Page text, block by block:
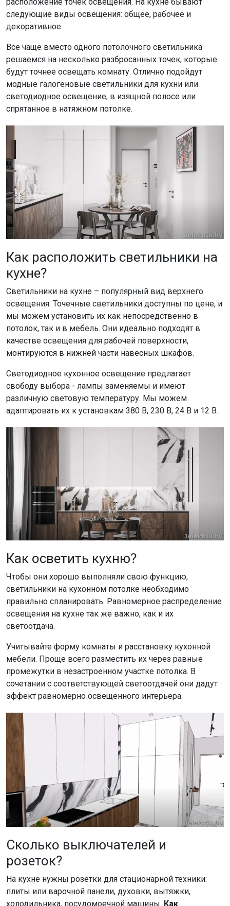
следующие виды освещения: общее, рабочее и
декоративное.
Все чаще вместо одного потолочного светильника
решаемся на несколько разбросанных точек, которые
будут точнее освещать комнату. Отлично подойдут
модные галогеновые светильники для кухни или
светодиодное освещение, в изящной полосе или
спрятанное в натяжном потолке.
Как расположить светильники на
кухне?
Светильники на кухне – популярный вид верхнего
освещения. Точечные светильники доступны по цене, и
мы можем установить их как непосредственно в
потолок, так и в мебель. Они идеально подходят в
качестве освещения для рабочей поверхности,
монтируются в нижней части навесных шкафов.
Светодиодное кухонное освещение предлагает
свободу выбора - лампы заменяемы и имеют
различную световую температуру. Мы можем
адаптировать их к установкам 380 В, 230 В, 24 В и 12 В.
Как осветить кухню?
Чтобы они хорошо выполняли свою функцию,
светильники на кухонном потолке необходимо
правильно спланировать. Равномерное распределение
освещения на кухне так же важно, как и их
светоотдача.
Учитывайте форму комнаты и расстановку кухонной
мебели. Проще всего разместить их через равные
промежутки в незастроенном участке потолка. В
сочетании с соответствующей светоотдачей они дадут
эффект равномерно освещенного интерьера.
Сколько выключателей и
розеток?
На кухне нужны розетки для стационарной техники:
плиты или варочной панели, духовки, вытяжки,
холодильника, посудомоечной машины. Как